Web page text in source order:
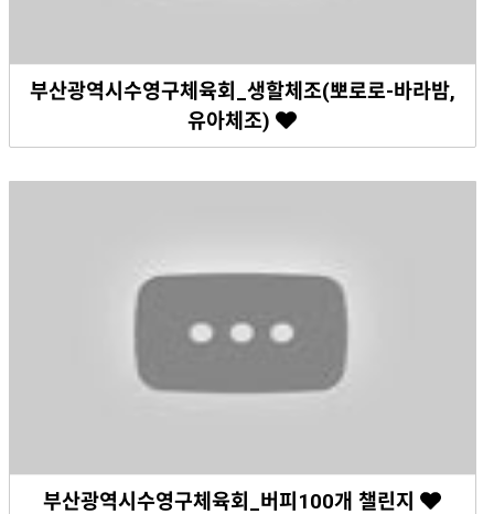
부산광역시수영구체육회_생할체조(뽀로로-바라밤,
유아체조)
부산광역시수영구체육회_버피100개 챌린지